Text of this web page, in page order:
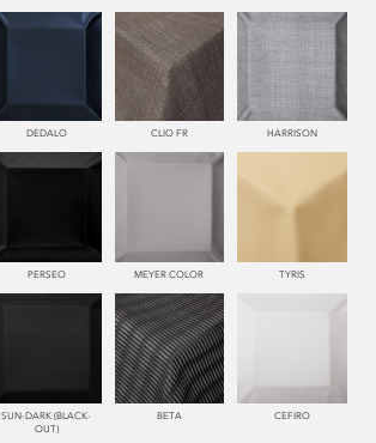
342 CAPRI
DEDALO CLIO FR HARRISON
PERSEO MEYER COLOR TYRIS
SUN-DARK (BLACK-
OUT)
BETA CEFIRO